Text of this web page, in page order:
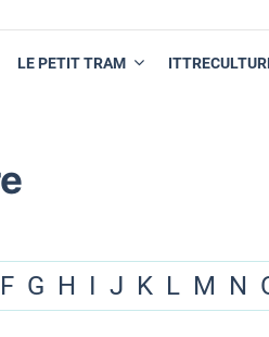
LE PETIT TRAM
F G H I J K L M N